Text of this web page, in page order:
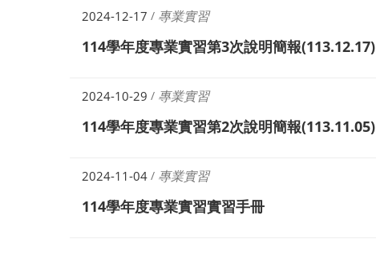
2024-12-17 / 專業實習
114學年度專業實習第3次說明簡報(113.12.17)
2024-10-29 / 專業實習
114學年度專業實習第2次說明簡報(113.11.05)
2024-11-04 / 專業實習
114學年度專業實習實習手冊